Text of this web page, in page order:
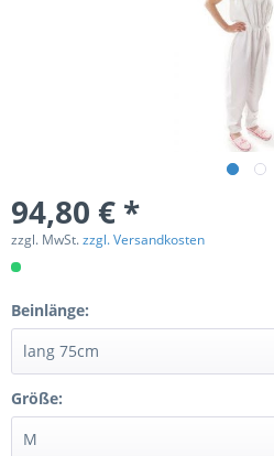
94,80 € *
zzgl. MwSt.zzgl. Versandkosten
Beinlänge:
Größe: